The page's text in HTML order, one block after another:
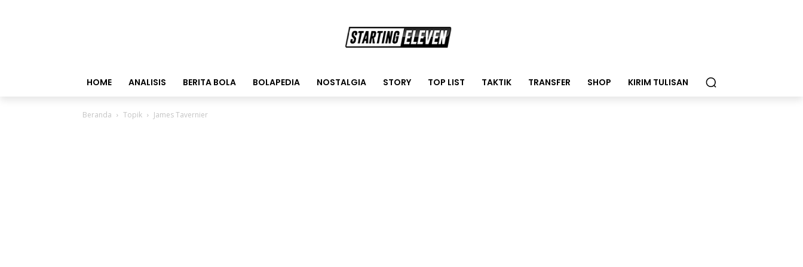
HOME ANALISIS BERITA BOLA BOLAPEDIA NOSTALGIA STORY TOP LIST TAKTIK TRANSFER SHOP KIRIM TULISAN
Beranda Topik James Tavernier